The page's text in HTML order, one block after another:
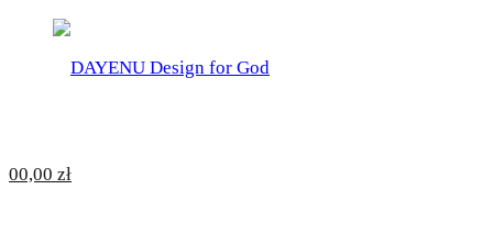
DAYENU
00,00 zł